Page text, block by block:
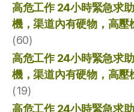
高危工作 24小時緊急求
機，渠道內有硬物，高壓
(60)
高危工作 24小時緊急求
機，渠道內有硬物，高壓
(19)
高危工作 24小時緊急求